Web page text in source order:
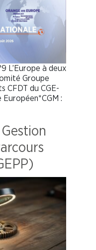
L’Europe à deux
Groupe
CFDT du CGE-
Européen*CGM :